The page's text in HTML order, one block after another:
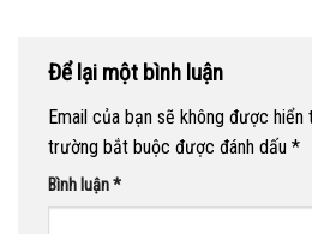
Để lại một bình luận
Email của bạn sẽ không được hiển
trường bắt buộc được đánh dấu *
Bình luận*